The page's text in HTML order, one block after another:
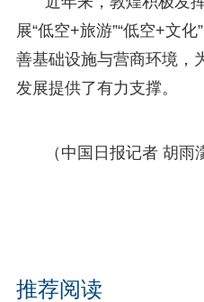
展“低空+旅游”“低空+文
善基础设施与营商环境，
发展提供了有力支撑。
（中国日报记者 胡雨
推荐阅读